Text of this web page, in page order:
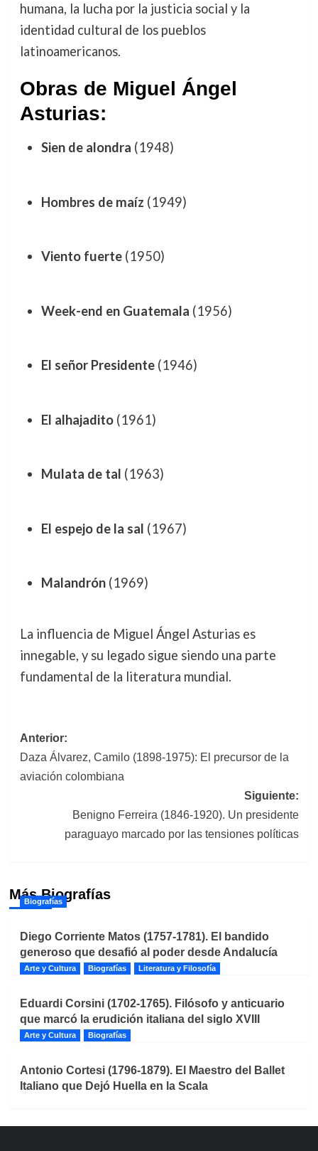
humana, la lucha por la justicia social y la
identidad cultural de los pueblos
latinoamericanos.
Obras de Miguel Ángel
Asturias:
Sien de alondra (1948)
Hombres de maíz (1949)
Viento fuerte(1950)
Week-end en Guatemala (1956)
El señor Presidente(1946)
El alhajadito(1961)
Mulata de tal (1963)
El espejo de la sal (1967)
Malandrón(1969)
La influencia de Miguel Ángel Asturias es
innegable, y su legado sigue siendo una parte
fundamental de la literatura mundial.
Navegación
de
Anterior:
Daza Álvarez, Camilo (1898-1975): El precursor de la
aviación colombiana
Siguiente:
Benigno Ferreira (1846-1920). Un presidente
paraguayo marcado por las tensiones políticas
Más Biografías
Biografías
Diego Corriente Matos (1757-1781). El bandido
generoso que desafió al poder desde Andalucía
Arte y Cultura Biografías Literatura y Filosofía
Eduardi Corsini (1702-1765). Filósofo y anticuario
que marcó la erudición italiana del siglo XVIII
Arte y Cultura Biografías
Antonio Cortesi (1796-1879). El Maestro del Ballet
Italiano que Dejó Huella en la Scala